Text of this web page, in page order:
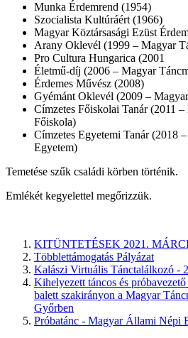
Munka Érdemrend (1954)
Szocialista Kultúráért (1966)
Magyar Köztársasági Ezüst
Arany Oklevél (1999 – Magyar
Pro Cultura Hungarica (2001
Életmű-díj (2006 – Magyar
Érdemes Művész (2008)
Gyémánt Oklevél (2009 –
Címzetes Főiskolai Tanár (2011
Főiskola)
Címzetes Egyetemi Tanár (2018
Egyetem)
Temetése szűk családi körben történik.
Emlékét kegyelettel megőrizzük.
KITÜNTETÉSEK 2021.
Többlettámogatás Pályázat
Kalászi Virtuális Tánctalálkozó -
Kihelyezett táncos és
balett szakirányon a Magyar
Győrben
Próbatánc - Magyar Állami Népi